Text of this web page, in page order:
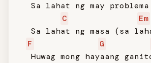
Sa lahat ng may problema
C
Em
Sa lahat ng masa (sa
F
G
Huwag mong hayaang